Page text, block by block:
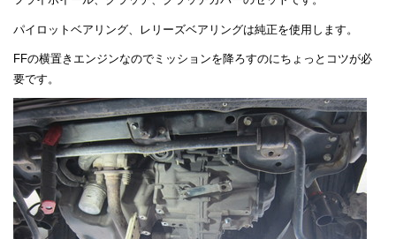
パイロットベアリング、レリーズベアリングは純正を使用します。
FFの横置きエンジンなのでミッションを降ろすのにちょっとコツが必
要です。